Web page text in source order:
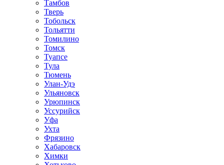
Тамбов
Тверь
Тобольск
Тольятти
Томилино
Томск
Туапсе
Тула
Тюмень
Улан-Удэ
Ульяновск
Урюпинск
Уссурийск
Уфа
Ухта
Фрязино
Хабаровск
Химки